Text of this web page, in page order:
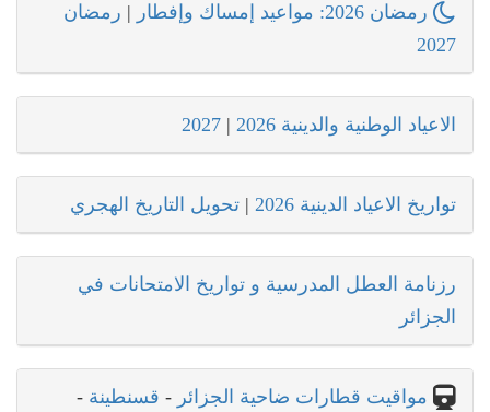
رمضان 2026: مواعيد إمساك وإفطار | رمضان
2027
الاعياد الوطنية والدينية 2026 |
2027
تواريخ الاعياد الدينية 2026 | تحويل التاريخ الهجري
رزنامة العطل المدرسية و تواريخ الامتحانات في
الجزائر
مواقيت قطارات ضاحية الجزائر - قسنطينة -